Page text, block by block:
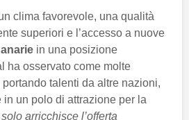
clima favorevole, una qualità
superiori e l’accesso a nuove
in una posizione
ha osservato come molte
talenti da altre nazioni,
un polo di attrazione per la
arricchisce l’offerta